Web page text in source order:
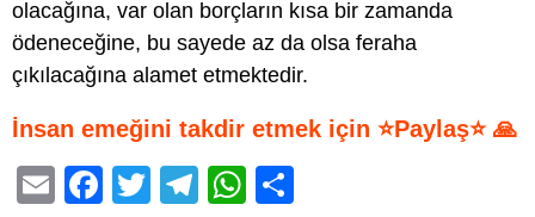
olacağına, var olan borçların kısa bir zamanda
ödeneceğine, bu sayede az da olsa feraha
çıkılacağına alamet etmektedir.
İnsan emeğini takdir etmek için ⭐Paylaş⭐ 🙏
E
F
T
T
W